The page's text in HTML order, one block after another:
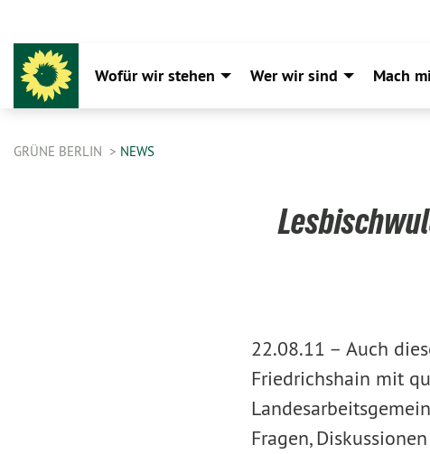
Wofür wir stehen Wer wir sind Mach
GRÜNE BERLIN NEWS
22.08.11 – Auch
Friedrichshain mit
Fragen,